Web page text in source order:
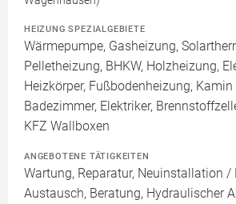
HEIZUNG SPEZIALGEBIETE
Wärmepumpe, Gasheizung,
Pelletheizung, BHKW, Holzheizung,
Heizkörper, Fußbodenheizung, Kamin
Badezimmer, Elektriker,
KFZ Wallboxen
ANGEBOTENE TÄTIGKEITEN
Wartung, Reparatur, Neuinstallation /
Austausch, Beratung, Hydraulischer